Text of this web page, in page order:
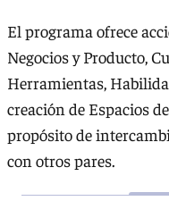
El programa ofrece
Negocios y Producto,
Herramientas,
creación de Espacios
propósito de
con otros pares.